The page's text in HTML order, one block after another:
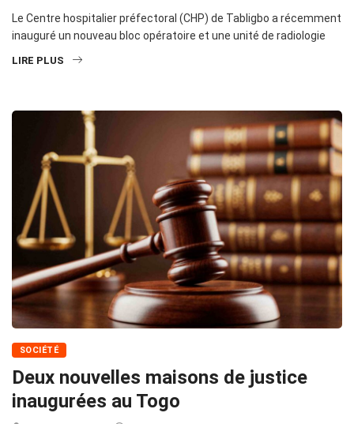
Le Centre hospitalier préfectoral (CHP) de Tabligbo a récemment
inauguré un nouveau bloc opératoire et une unité de radiologie
LIRE PLUS
SOCIÉTÉ
Deux nouvelles maisons de justice
inaugurées au Togo